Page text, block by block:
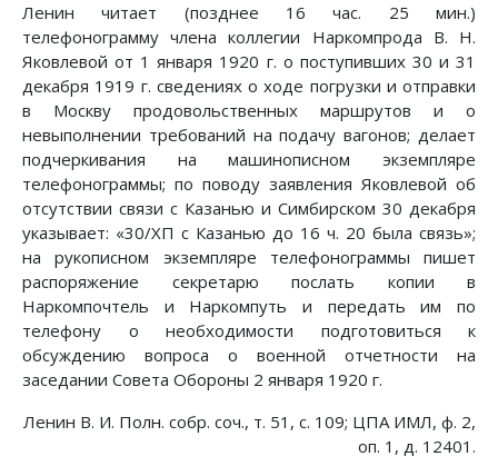
Ленин читает (позднее 16 час. 25 мин.)
телефонограмму члена коллегии Наркомпрода В. Н.
Яковлевой от 1 января 1920 г. о поступивших 30 и 31
декабря 1919 г. сведениях о ходе погрузки и отправки
в Москву продовольственных маршрутов и о
невыполнении требований на подачу вагонов; делает
подчеркивания на машинописном экземпляре
телефонограммы; по поводу заявления Яковлевой об
отсутствии связи с Казанью и Симбирском 30 декабря
указывает: «30/ХП с Казанью до 16 ч. 20 была связь»;
на рукописном экземпляре телефонограммы пишет
распоряжение секретарю послать копии в
Наркомпочтель и Наркомпуть и передать им по
телефону о необходимости подготовиться к
обсуждению вопроса о военной отчетности на
заседании Совета Обороны 2 января 1920 г.
Ленин В. И. Полн. собр. соч., т. 51, с. 109; ЦПА ИМЛ, ф. 2,
оп. 1, д. 12401.